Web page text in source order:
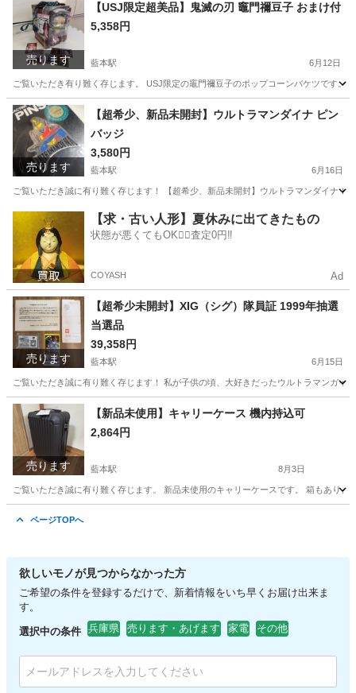
売ります
【USJ限定超美品】鬼滅の刃 竈門禰豆子 おまけ付
5,358円
藍本駅 6月12日
ご覧いただき有り難く存じます。 USJ限定の竈門禰豆子のポップコーンバケツです
兵庫 三田市 藍本駅 フィギュア
売ります
【超希少、新品未開封】ウルトラマンダイナ ピン
バッジ
3,580円
藍本駅 6月16日
ご覧いただき誠に有り難く存じます！ 【超希少、新品未開封】ウルトラマンダイナ
藍本駅 その他
【求・古い人形】夏休みに出てきたもの
状態が悪くてもOK🙆‍♀️査定0円‼️
COYASH Ad
売ります
【超希少未開封】XIG（シグ）隊員証 1999年抽選
当選品
39,358円
藍本駅 6月15日
ご覧いただき誠に有り難く存じます！ 私が子供の頃、大好きだったウルトラマンガ
兵庫 三田市 藍本駅 その他
売ります
【新品未使用】キャリーケース 機内持込可
2,864円
藍本駅 8月3日
ご覧いただき誠に有り難く存じます。 新品未使用のキャリーケースです。 箱もあり
ページTOPへ
欲しいモノが見つからなかった方
ご希望の条件を登録するだけで、新着情報をいち早くお届け出来ま
す。
選択中の条件 兵庫県 売ります・あげます 家電 その他